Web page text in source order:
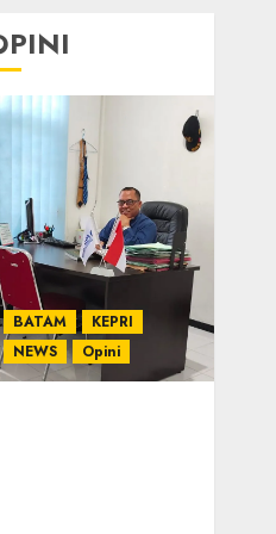
BATAM
KEPRI
NEWS
Opini